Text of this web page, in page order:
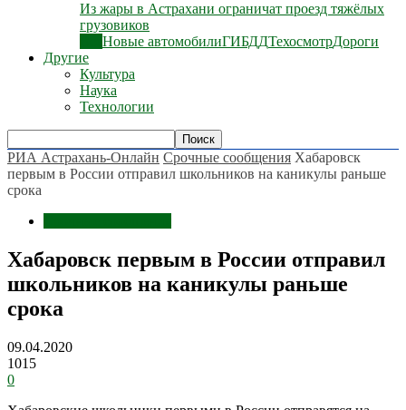
Из жары в Астрахани ограничат проезд тяжёлых
грузовиков
Новые автомобилиГИБДДТехосмотрДороги
Другие
Культура
Наука
Технологии
РИА Астрахань-Онлайн Срочные сообщения Хабаровск
первым в России отправил школьников на каникулы раньше
срока
Хабаровск первым в России отправил
школьников на каникулы раньше
срока
09.04.2020
1015
0